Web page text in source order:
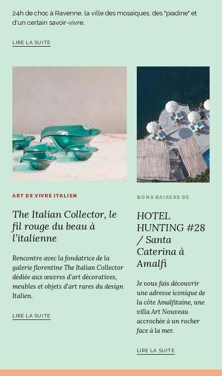
24h de choc à Ravenne, la ville des mosaïques, des "piadine" et
d'un certain savoir-vivre.
LIRE LA SUITE
ART DE VIVRE ITALIEN
The Italian Collector, le
fil rouge du beau à
l’italienne
Rencontre avec la fondatrice de la
galerie florentine The Italian Collector
dédiée aux œuvres d'art décoratives,
meubles et objets d'art rares du design
Italien.
LIRE LA SUITE
BONS BAISERS DE
HOTEL
HUNTING #28
/ Santa
Caterina à
Amalfi
Je vous fais découvrir
une adresse iconique de
la côte Amalfitaine, une
villa Art Nouveau
accrochée à un rocher
face à la mer.
LIRE LA SUITE